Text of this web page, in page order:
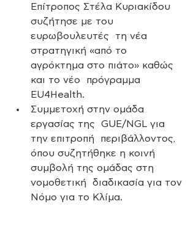
Επίτροπος Στέλα Κυριακίδου
συζήτησε με του
ευρωβουλευτές  τη νέα
στρατηγική «από το
αγρόκτημα στο πιάτο» καθώς
και το νέο  πρόγραμμα
EU4Health.
Συμμετοχή στην ομάδα
εργασίας της  GUE/NGL για
την επιτροπή  περιβάλλοντος,
όπου συζητήθηκε η κοινή
συμβολή της ομάδας στη
νομοθετική  διαδικασία για τον
Νόμο για το Κλίμα.